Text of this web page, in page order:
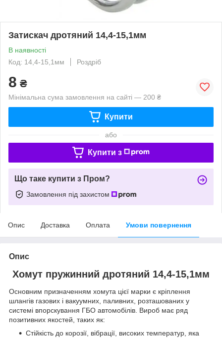
Затискач дротяний 14,4-15,1мм
В наявності
Код: 14,4-15,1мм
Роздріб
8 ₴
Мінімальна сума замовлення на сайті — 200 ₴
Купити
або
Купити з
Що таке купити з Пром?
Замовлення під захистом
Опис Доставка Оплата Умови повернення
Опис
Хомут пружинний дротяний 14,4-15,1мм
Основним призначенням хомута цієї марки є кріплення
шлангів газових і вакуумних, паливних, розташованих у
системі впорскування ГБО автомобілів. Вироб має ряд
позитивних якостей, таких як:
Стійкість до корозії, вібрації, високих температур, яка